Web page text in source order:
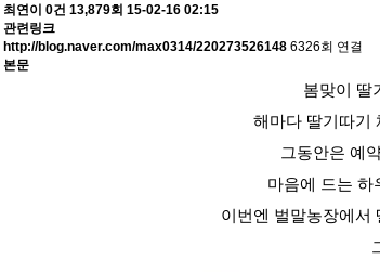
최연이 0건 13,879회 15-02-16 02:15
관련링크
http://blog.naver.com/max0314/220273526148 6326회 연결
본문
봄맞이 딸
해마다 딸기따기
그동안은 예
마음에 드는 하
이번엔 벌말농장에서